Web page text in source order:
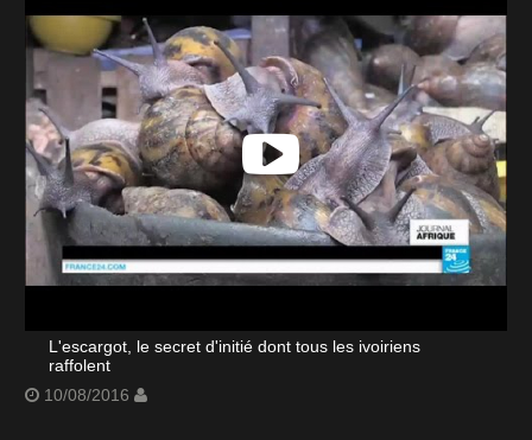
L'escargot, le secret d'initié dont tous les ivoiriens
raffolent
10/08/2016